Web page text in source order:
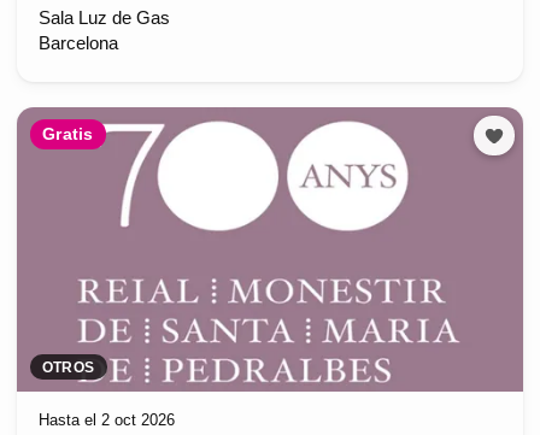
Sala Luz de Gas
Barcelona
Gratis
OTROS
Hasta el 2 oct 2026